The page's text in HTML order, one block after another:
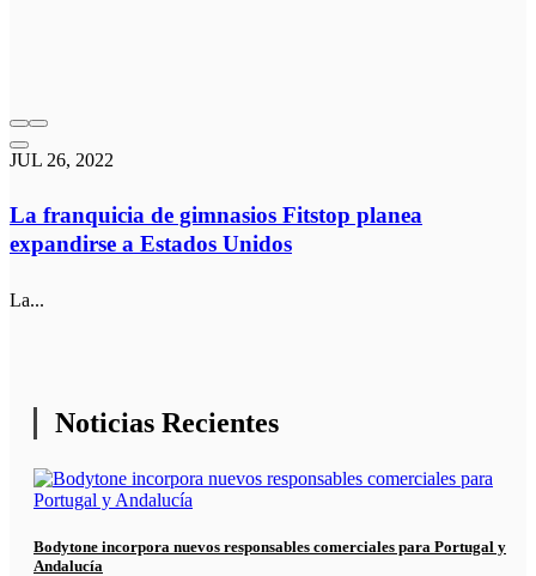
JUL 26, 2022
La franquicia de gimnasios Fitstop planea
expandirse a Estados Unidos
La...
Noticias Recientes
Bodytone incorpora nuevos responsables comerciales para Portugal y
Andalucía